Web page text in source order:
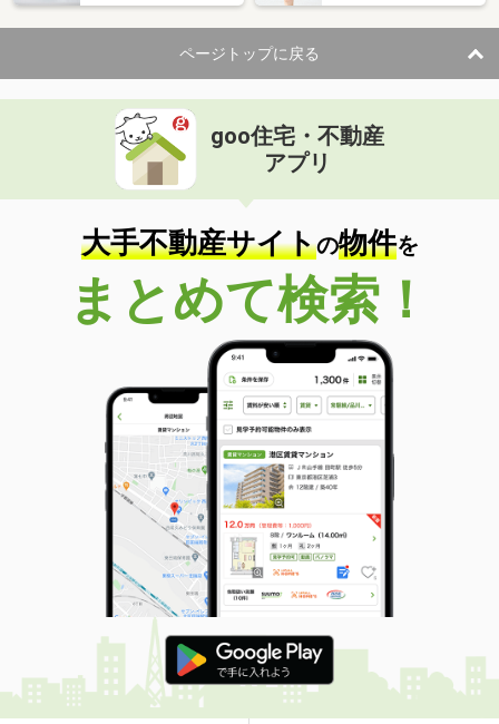
ページトップに戻る
goo住宅・不動産
アプリ
大手不動産サイトの物件を
まとめて検索！